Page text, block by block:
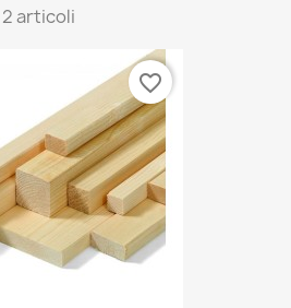
articoli
favorite_border